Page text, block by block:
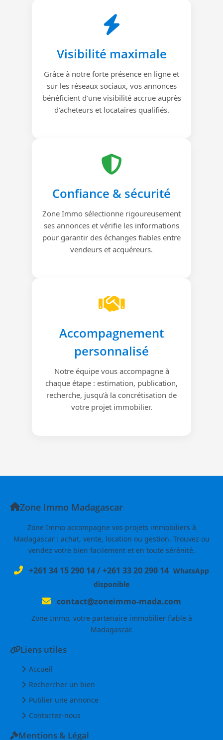
Visibilité maximale
Grâce à notre forte présence en ligne et
sur les réseaux sociaux, vos annonces
bénéficient d’une visibilité accrue auprès
d’acheteurs et locataires qualifiés.
Confiance & sécurité
Zone Immo sélectionne rigoureusement
ses annonces et vérifie les informations
pour garantir des échanges fiables entre
vendeurs et acquéreurs.
Accompagnement
personnalisé
Notre équipe vous accompagne à
chaque étape : estimation, publication,
recherche, jusqu’à la concrétisation de
votre projet immobilier.
Zone Immo Madagascar
Zone Immo accompagne vos projets immobiliers à
Madagascar : achat, vente, location ou gestion. Trouvez ou
vendez votre bien facilement et en toute sérénité.
+261 34 15 290 14/+261 33 20 290 14 WhatsApp
disponible
contact@zoneimmo-mada.com
Zone Immo, votre partenaire immobilier fiable à
Madagascar.
Liens utiles
Accueil
Rechercher un bien
Publier une annonce
Contactez-nous
Mentions & Légal